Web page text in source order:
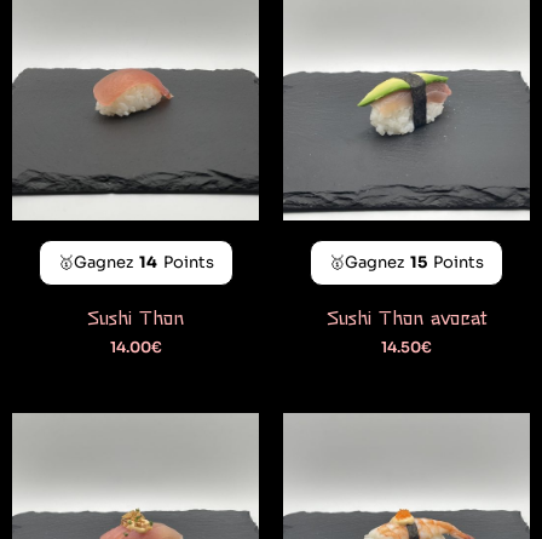
🥇Gagnez 14 Points
Sushi Thon
14.00€
🥇Gagnez 15 Points
Sushi Thon avocat
14.50€